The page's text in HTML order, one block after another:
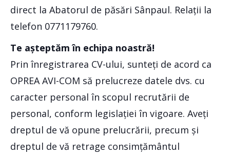
direct la Abatorul de păsări Sânpaul. Relații la
telefon 0771179760.
Te așteptăm în echipa noastră!
Prin înregistrarea CV-ului, sunteți de acord ca
OPREA AVI-COM să prelucreze datele dvs. cu
caracter personal în scopul recrutării de
personal, conform legislației în vigoare. Aveți
dreptul de vă opune prelucrării, precum și
dreptul de vă retrage consimțământul